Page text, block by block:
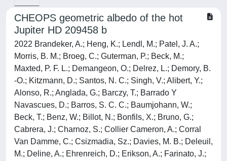
CHEOPS geometric albedo of the hot
Jupiter HD 209458 b
2022 Brandeker, A.; Heng, K.; Lendl, M.; Patel, J. A.;
Morris, B. M.; Broeg, C.; Guterman, P.; Beck, M.;
Maxted, P. F. L.; Demangeon, O.; Delrez, L.; Demory, B.
-O.; Kitzmann, D.; Santos, N. C.; Singh, V.; Alibert, Y.;
Alonso, R.; Anglada, G.; Barczy, T.; Barrado Y
Navascues, D.; Barros, S. C. C.; Baumjohann, W.;
Beck, T.; Benz, W.; Billot, N.; Bonfils, X.; Bruno, G.;
Cabrera, J.; Charnoz, S.; Collier Cameron, A.; Corral
Van Damme, C.; Csizmadia, Sz.; Davies, M. B.; Deleuil,
M.; Deline, A.; Ehrenreich, D.; Erikson, A.; Farinato, J.;